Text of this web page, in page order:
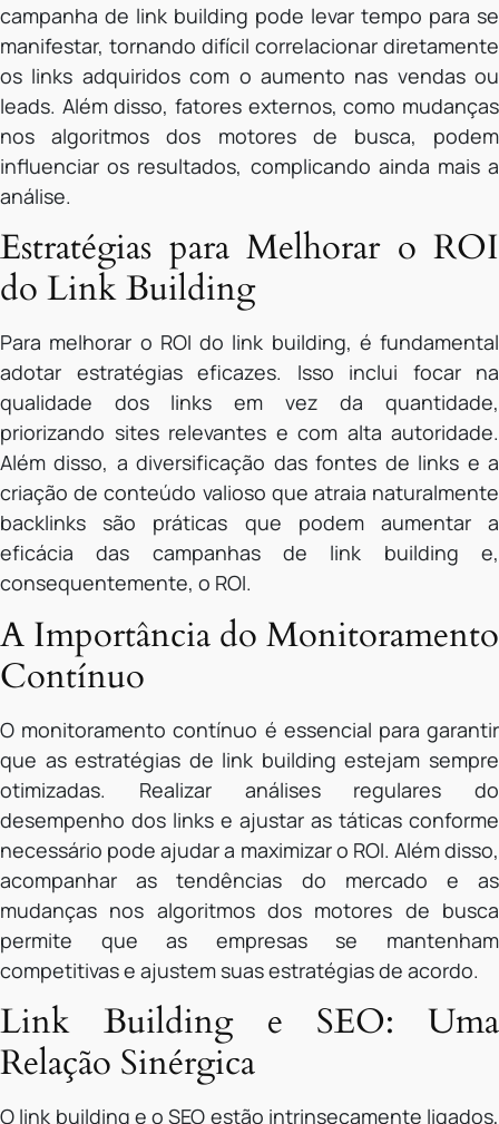
campanha de link building pode levar tempo para se
manifestar, tornando difícil correlacionar diretamente
os links adquiridos com o aumento nas vendas ou
leads. Além disso, fatores externos, como mudanças
nos algoritmos dos motores de busca, podem
influenciar os resultados, complicando ainda mais a
análise.
Estratégias para Melhorar o ROI
do Link Building
Para melhorar o ROI do link building, é fundamental
adotar estratégias eficazes. Isso inclui focar na
qualidade dos links em vez da quantidade,
priorizando sites relevantes e com alta autoridade.
Além disso, a diversificação das fontes de links e a
criação de conteúdo valioso que atraia naturalmente
backlinks são práticas que podem aumentar a
eficácia das campanhas de link building e,
consequentemente, o ROI.
A Importância do Monitoramento
Contínuo
O monitoramento contínuo é essencial para garantir
que as estratégias de link building estejam sempre
otimizadas. Realizar análises regulares do
desempenho dos links e ajustar as táticas conforme
necessário pode ajudar a maximizar o ROI. Além disso,
acompanhar as tendências do mercado e as
mudanças nos algoritmos dos motores de busca
permite que as empresas se mantenham
competitivas e ajustem suas estratégias de acordo.
Link Building e SEO: Uma
Relação Sinérgica
O link building e o SEO estão intrinsecamente ligados,